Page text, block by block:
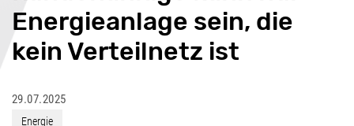
Energieanlage sein, die
kein Verteilnetz ist
29.07.2025
Energie